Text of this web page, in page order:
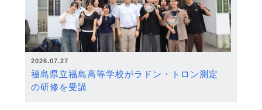
2026.07.27
福島県立福島高等学校がラドン・トロン測定
の研修を受講